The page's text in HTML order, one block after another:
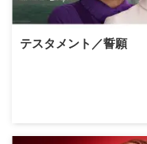
テスタメント／誓願